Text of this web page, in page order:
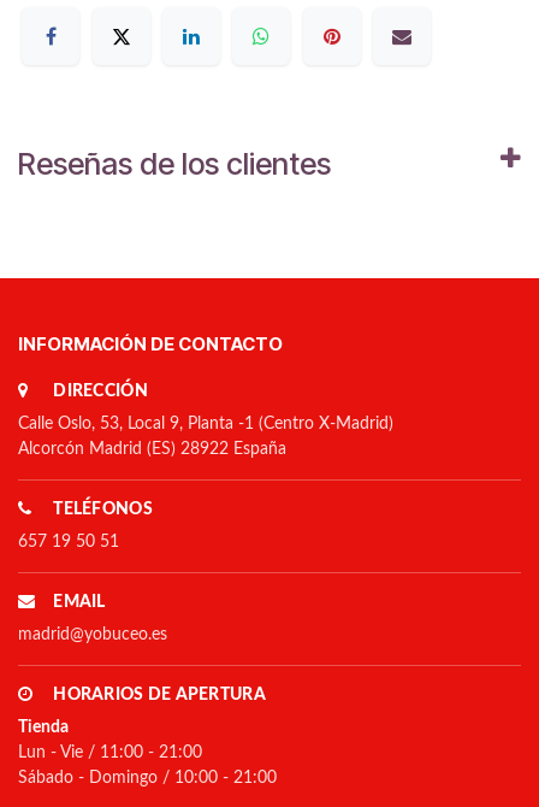
Reseñas de los clientes
INFORMACIÓN DE CONTACTO
DIRECCIÓN
Calle Oslo, 53, Local 9, Planta -1 (Centro X-Madrid)
Alcorcón Madrid (ES) 28922 España
TELÉFONOS
657 19 50 51
EMAIL
madrid@yobuceo.es
HORARIOS DE APERTURA
Tienda
Lun - Vie / 11:00 - 21:00
Sábado - Domingo / 10:00 - 21:00